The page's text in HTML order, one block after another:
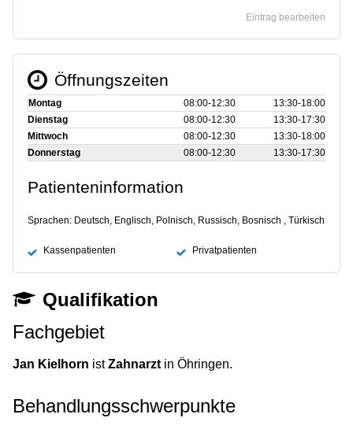
Eintrag bearbeiten
Öffnungszeiten
Montag 08:00‑12:30
13:30‑18:00
Dienstag
08:00‑12:30
13:30‑17:30
Mittwoch
08:00‑12:30
13:30‑18:00
Donnerstag
08:00‑12:30 13:30‑17:30
Patienteninformation
Sprachen: Deutsch, Englisch, Polnisch, Russisch, Bosnisch , Türkisch
Kassenpatienten Privatpatienten
Qualifikation
Fachgebiet
Jan Kielhorn istZahnarzt in Öhringen.
Behandlungsschwerpunkte